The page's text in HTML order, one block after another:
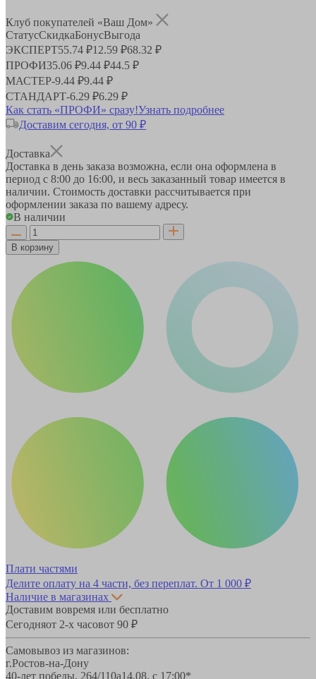
Клуб покупателей «Ваш Дом»
СтатусСкидкаБонусВыгода
ЭКСПЕРТ55.74 ₽12.59 ₽68.32 ₽
ПРОФИ35.06 ₽9.44 ₽44.5 ₽
МАСТЕР-9.44 ₽9.44 ₽
СТАНДАРТ-6.29 ₽6.29 ₽
Как стать «ПРОФИ» сразу!Узнать подробнее
Доставим сегодня, от 90 ₽
Доставка
Доставка в день заказа возможна, если она оформлена в
период с 8:00 до 16:00, и весь заказанный товар имеется в
наличии. Стоимость доставки рассчитывается при
оформлении заказа по вашему адресу.
В наличии
В корзину
Плати частями
Делите оплату на 4 части, без переплат. От 1 000 ₽
Наличие в магазинах
Доставим вовремя или бесплатно
Сегодняот 2-х часовот 90 ₽
Самовывоз из магазинов:
г.Ростов-на-Дону
40-лет победы, 264/110а14.08, с 17:00*